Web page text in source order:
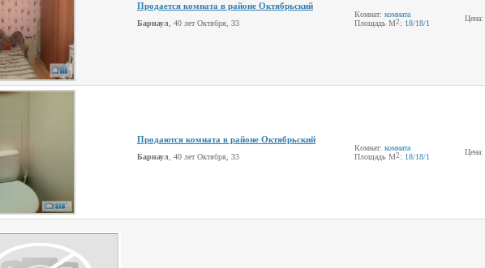
Продается комната в районе Октябрьский
Барнаул , 40 лет Октября, 33
Комнат: комната
Площадь М2 : 18/18/1
Цена:
Продаются комната в районе Октябрьский
Барнаул , 40 лет Октября, 33
Комнат: комната
Площадь М2 : 18/18/1
Цена: